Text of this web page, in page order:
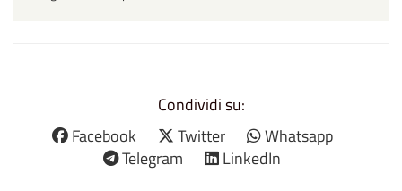
Condividi su:
Facebook
Twitter
Whatsapp
Telegram
LinkedIn